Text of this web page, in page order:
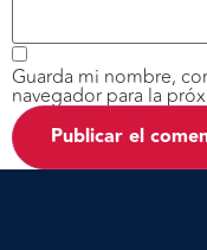
Guarda mi nombre,
navegador para la